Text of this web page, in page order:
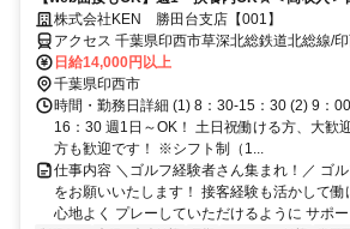
ワーク・副業もOK！♪
株式会社KEN 勝田台支店【001】
アクセス 千葉県印西市草深北総鉄道北総線/
日給14,000円以上
千葉県印西市
時間・勤務日詳細 (1) 8：30-15：30 (2) 9：
16：30 週1日～OK！ 土日祝働ける方、大歓
方も歓迎です！ ※シフト制（1...
仕事内容 ＼ゴルフ経験者さん集まれ！／ ゴ
をお願いいたします！ 接客経験も活かして働
心地よく プレーしていただけるように サポ